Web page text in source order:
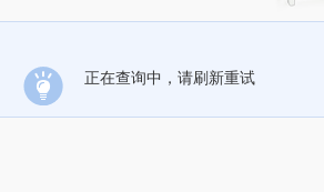
正在查询中，请刷新重试